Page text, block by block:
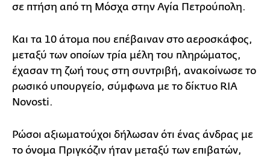
σε πτήση από τη Μόσχα στην Αγία Πετρούπολη.
Και τα 10 άτομα που επέβαιναν στο αεροσκάφος,
μεταξύ των οποίων τρία μέλη του πληρώματος,
έχασαν τη ζωή τους στη συντριβή, ανακοίνωσε το
ρωσικό υπουργείο, σύμφωνα με το δίκτυο RIA
Novosti.
Ρώσοι αξιωματούχοι δήλωσαν ότι ένας άνδρας με
το όνομα Πριγκόζιν ήταν μεταξύ των επιβατών,